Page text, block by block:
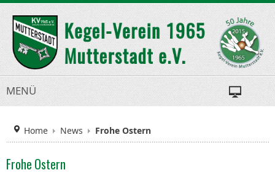
MENÜ
Home News Frohe Ostern
Frohe Ostern